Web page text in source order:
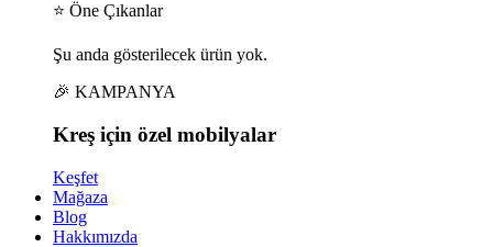
⭐ Öne Çıkanlar
Şu anda gösterilecek ürün yok.
🎉 KAMPANYA
Kreş için özel mobilyalar
Keşfet
Mağaza
Blog
Hakkımızda